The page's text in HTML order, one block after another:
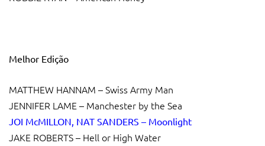
Melhor Edição
MATTHEW HANNAM – Swiss Army Man
JENNIFER LAME – Manchester by the Sea
JOI McMILLON, NAT SANDERS – Moonlight
JAKE ROBERTS – Hell or High Water